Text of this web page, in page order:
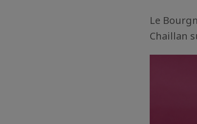
Le
Chaillan